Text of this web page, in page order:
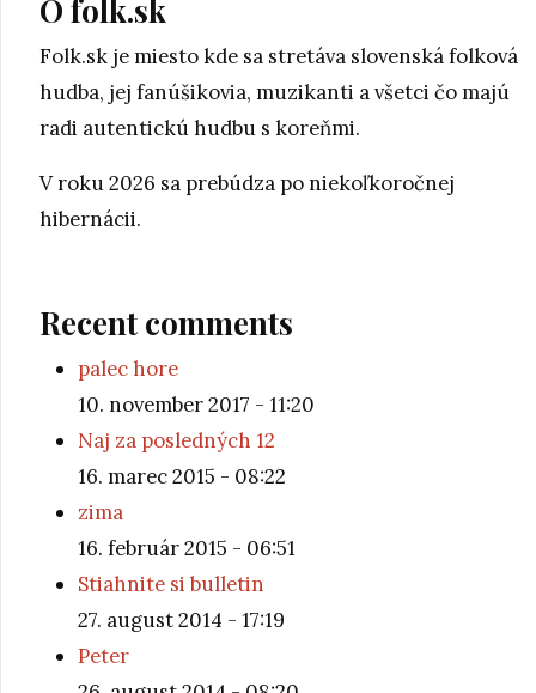
O folk.sk
Folk.sk je miesto kde sa stretáva slovenská folková
hudba, jej fanúšikovia, muzikanti a všetci čo majú
radi autentickú hudbu s koreňmi.
V roku 2026 sa prebúdza po niekoľkoročnej
hibernácii.
Recent comments
palec hore
10. november 2017 - 11:20
Naj za posledných 12
16. marec 2015 - 08:22
zima
16. február 2015 - 06:51
Stiahnite si bulletin
27. august 2014 - 17:19
Peter